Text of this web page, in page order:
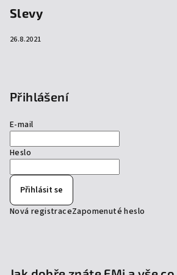
Slevy
26.8.2021
Přihlášení
E-mail
Heslo
Přihlásit se
Nová registraceZapomenuté heslo